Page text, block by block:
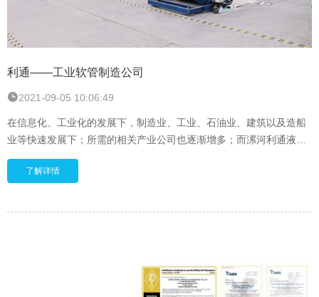
利通——工业软管制造公司
2021-09-05 10:06:49
在信息化、工业化的发展下，制造业、工业、石油业、建筑以及造船
业等快速发展下；所需的相关产业公司也逐渐增多；而漯河利通液压
科技股份有限公司在生产、研发、销售橡胶软管与流体连接件领域已
有18年历史，是一家业内公认的高品质橡胶软管制造与服务企业。
了解详情